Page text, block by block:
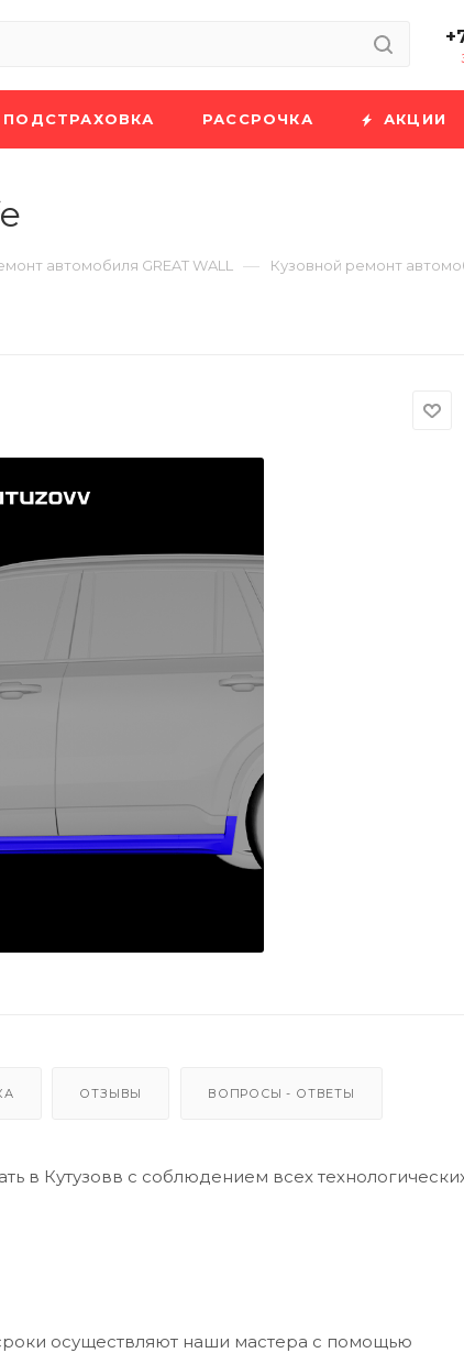
ПОДСТРАХОВКА РАССРОЧКА АКЦИИ
автомобиля GREAT WALL — Кузовной ремонт
ОТЗЫВЫ ВОПРОСЫ - ОТВЕТЫ
в Кутузовв с соблюдением всех
осуществляют наши мастера с помощью